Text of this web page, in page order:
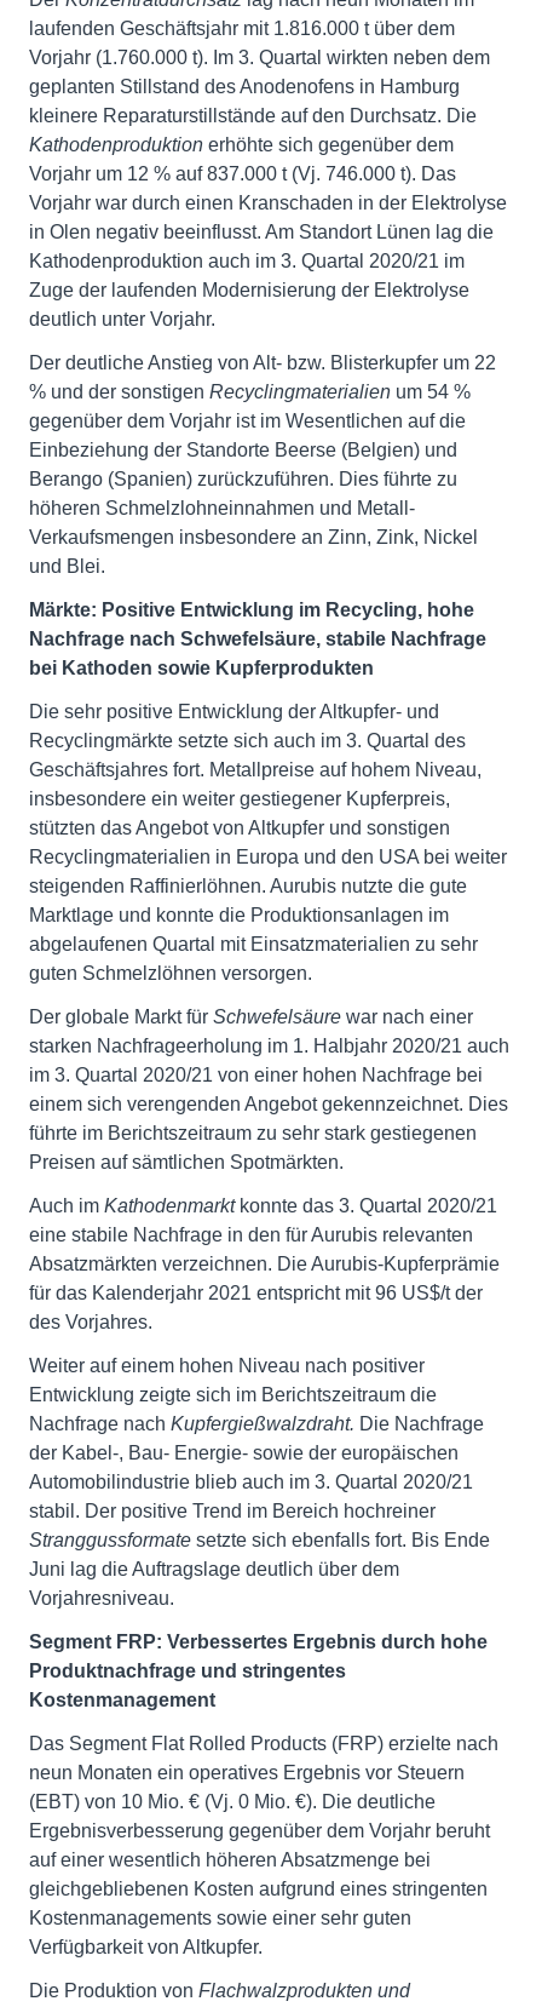
laufenden Geschäftsjahr mit 1.816.000 t über dem
Vorjahr (1.760.000 t). Im 3. Quartal wirkten neben dem
geplanten Stillstand des Anodenofens in Hamburg
kleinere Reparaturstillstände auf den Durchsatz. Die
Kathodenproduktion erhöhte sich gegenüber dem
Vorjahr um 12 % auf 837.000 t (Vj. 746.000 t). Das
Vorjahr war durch einen Kranschaden in der Elektrolyse
in Olen negativ beeinflusst. Am Standort Lünen lag die
Kathodenproduktion auch im 3. Quartal 2020/21 im
Zuge der laufenden Modernisierung der Elektrolyse
deutlich unter Vorjahr.
Der deutliche Anstieg von Alt- bzw. Blisterkupfer um 22
% und der sonstigen Recyclingmaterialien um 54 %
gegenüber dem Vorjahr ist im Wesentlichen auf die
Einbeziehung der Standorte Beerse (Belgien) und
Berango (Spanien) zurückzuführen. Dies führte zu
höheren Schmelzlohneinnahmen und Metall-
Verkaufsmengen insbesondere an Zinn, Zink, Nickel
und Blei.
Märkte: Positive Entwicklung im Recycling, hohe
Nachfrage nach Schwefelsäure, stabile Nachfrage
bei Kathoden sowie Kupferprodukten
Die sehr positive Entwicklung der Altkupfer- und
Recyclingmärkte setzte sich auch im 3. Quartal des
Geschäftsjahres fort. Metallpreise auf hohem Niveau,
insbesondere ein weiter gestiegener Kupferpreis,
stützten das Angebot von Altkupfer und sonstigen
Recyclingmaterialien in Europa und den USA bei weiter
steigenden Raffinierlöhnen. Aurubis nutzte die gute
Marktlage und konnte die Produktionsanlagen im
abgelaufenen Quartal mit Einsatzmaterialien zu sehr
guten Schmelzlöhnen versorgen.
Der globale Markt für Schwefelsäure war nach einer
starken Nachfrageerholung im 1. Halbjahr 2020/21 auch
im 3. Quartal 2020/21 von einer hohen Nachfrage bei
einem sich verengenden Angebot gekennzeichnet. Dies
führte im Berichtszeitraum zu sehr stark gestiegenen
Preisen auf sämtlichen Spotmärkten.
Auch im Kathodenmarktkonnte das 3. Quartal 2020/21
eine stabile Nachfrage in den für Aurubis relevanten
Absatzmärkten verzeichnen. Die Aurubis-Kupferprämie
für das Kalenderjahr 2021 entspricht mit 96 US$/t der
des Vorjahres.
Weiter auf einem hohen Niveau nach positiver
Entwicklung zeigte sich im Berichtszeitraum die
Nachfrage nach Kupfergießwalzdraht. Die Nachfrage
der Kabel-, Bau- Energie- sowie der europäischen
Automobilindustrie blieb auch im 3. Quartal 2020/21
stabil. Der positive Trend im Bereich hochreiner
Stranggussformate setzte sich ebenfalls fort. Bis Ende
Juni lag die Auftragslage deutlich über dem
Vorjahresniveau.
Segment FRP: Verbessertes Ergebnis durch hohe
Produktnachfrage und stringentes
Kostenmanagement
Das Segment Flat Rolled Products (FRP) erzielte nach
neun Monaten ein operatives Ergebnis vor Steuern
(EBT) von 10 Mio. € (Vj. 0 Mio. €). Die deutliche
Ergebnisverbesserung gegenüber dem Vorjahr beruht
auf einer wesentlich höheren Absatzmenge bei
gleichgebliebenen Kosten aufgrund eines stringenten
Kostenmanagements sowie einer sehr guten
Verfügbarkeit von Altkupfer.
Die Produktion von Flachwalzprodukten und